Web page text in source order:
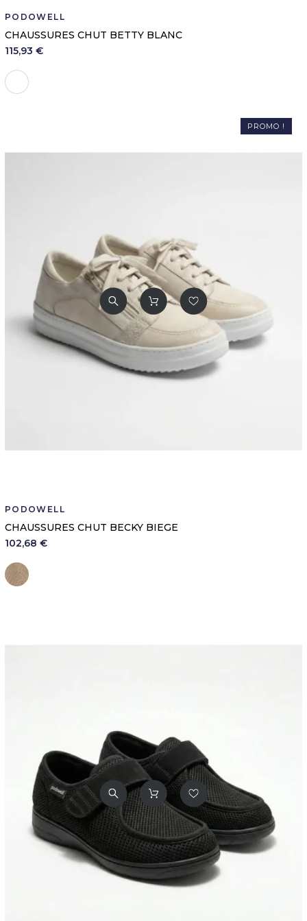
PODOWELL
CHAUSSURES CHUT BETTY BLANC
115,93 €
Blanc
PODOWELL
CHAUSSURES CHUT BECKY BIEGE
102,68 €
PROMO !
Beige